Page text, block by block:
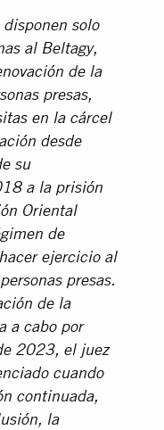
solo
al Beltagy,
de la
presas,
en la cárcel
desde
su
a la prisión
Oriental
de
ejercicio al
presas.
de la
a cabo por
2023, el juez
cuando
continuada,
la